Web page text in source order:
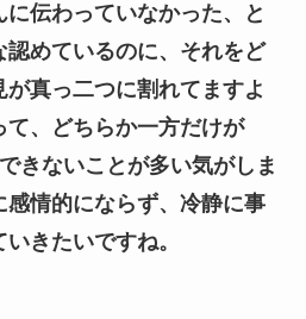
伝わっていなかった、と
認めているのに、それをど
真っ二つに割れてますよ
、どちらか一方だけが
きないことが多い気がしま
情的にならず、冷静に事
きたいですね。